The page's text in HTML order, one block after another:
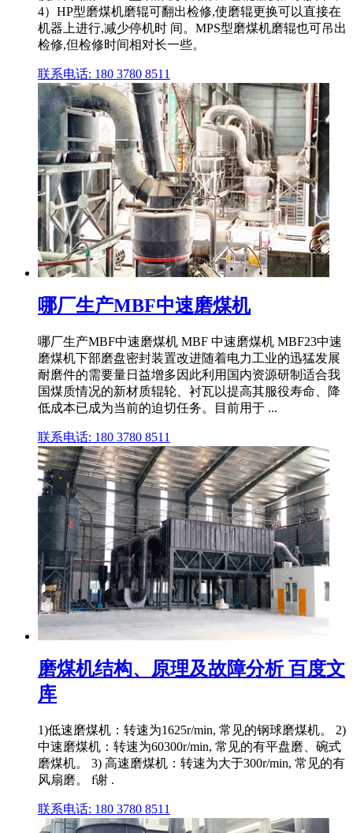
4）HP型磨煤机磨辊可翻出检修,使磨辊更换可以直接在
机器上进行,减少停机时 间。MPS型磨煤机磨辊也可吊出
检修,但检修时间相对长一些。
联系电话: 180 3780 8511
哪厂生产MBF中速磨煤机
哪厂生产MBF中速磨煤机 MBF 中速磨煤机 MBF23中速
磨煤机下部磨盘密封装置改进随着电力工业的迅猛发展
耐磨件的需要量日益增多因此利用国内资源研制适合我
国煤质情况的新材质辊轮、衬瓦以提高其服役寿命、降
低成本已成为当前的迫切任务。目前用于 ...
联系电话: 180 3780 8511
磨煤机结构、原理及故障分析 百度文
库
1)低速磨煤机：转速为1625r/min, 常见的钢球磨煤机。 2)
中速磨煤机：转速为60300r/min, 常见的有平盘磨、碗式
磨煤机。 3) 高速磨煤机：转速为大于300r/min, 常见的有
风扇磨。 f谢 .
联系电话: 180 3780 8511